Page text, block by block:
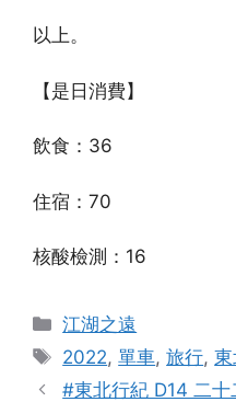
以上。
【是日消費】
飲食：36
住宿：70
核酸檢測：16
Categories
江湖之遠
Tags
2022,單車,旅行,
#東北行紀 D14 二